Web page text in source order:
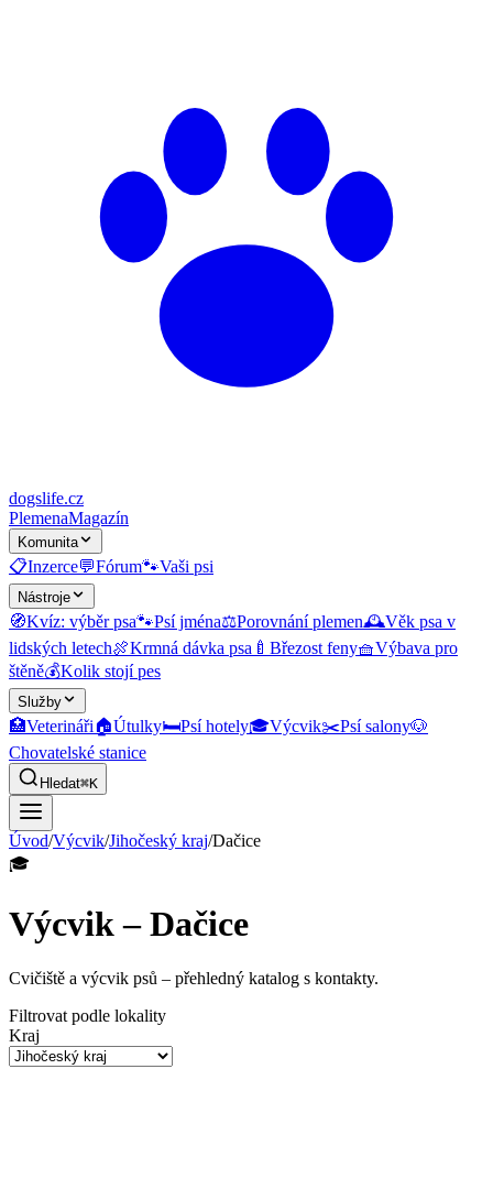
dogslife.cz
PlemenaMagazín
Komunita
📋Inzerce💬Fórum🐾Vaši psi
Nástroje
🧭Kvíz: výběr psa🐾Psí jména⚖️Porovnání plemen🕰️Věk psa v
lidských letech🍖Krmná dávka psa 🍼 Březost feny🧺Výbava pro
štěně💰Kolik stojí pes
Služby
🏥Veterináři🏠Útulky🛏️Psí hotely🎓Výcvik✂️Psí salony🐶
Chovatelské stanice
Hledat⌘K
Úvod/Výcvik/Jihočeský kraj/Dačice
🎓
Výcvik – Dačice
Cvičiště a výcvik psů – přehledný katalog s kontakty.
Filtrovat podle lokality
Kraj